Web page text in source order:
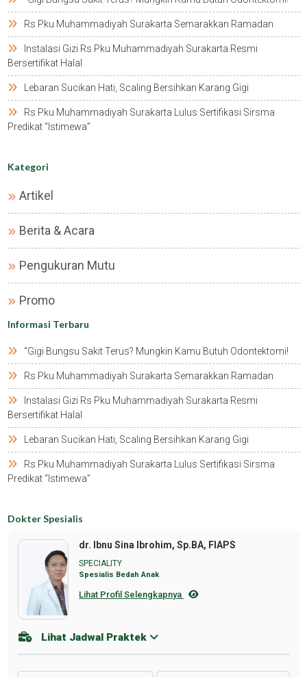
Rs Pku Muhammadiyah Surakarta Semarakkan Ramadan
Instalasi Gizi Rs Pku Muhammadiyah Surakarta Resmi
Bersertifikat Halal
Lebaran Sucikan Hati, Scaling Bersihkan Karang Gigi
Rs Pku Muhammadiyah Surakarta Lulus Sertifikasi Sirsma
Predikat “istimewa”
Kategori
Artikel
Berita & Acara
Pengukuran Mutu
Promo
Informasi Terbaru
“gigi Bungsu Sakit Terus? Mungkin Kamu Butuh Odontektomi!
Rs Pku Muhammadiyah Surakarta Semarakkan Ramadan
Instalasi Gizi Rs Pku Muhammadiyah Surakarta Resmi
Bersertifikat Halal
Lebaran Sucikan Hati, Scaling Bersihkan Karang Gigi
Rs Pku Muhammadiyah Surakarta Lulus Sertifikasi Sirsma
Predikat “istimewa”
Dokter Spesialis
dr. Ibnu Sina Ibrohim, Sp.BA, FIAPS
SPECIALITY
Spesialis Bedah Anak
Lihat Profil Selengkapnya
Lihat Jadwal Praktek